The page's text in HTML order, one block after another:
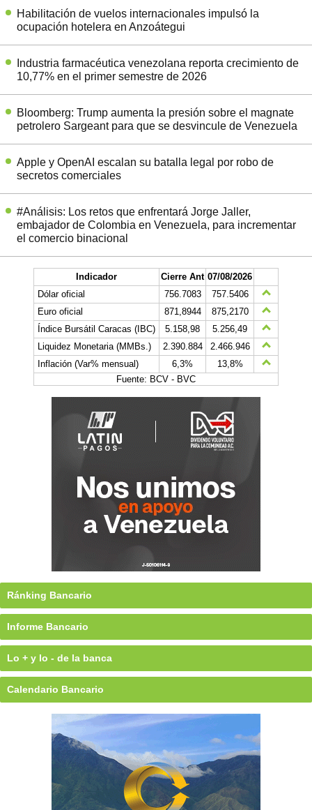
Habilitación de vuelos internacionales impulsó la
ocupación hotelera en Anzoátegui
Industria farmacéutica venezolana reporta crecimiento de
10,77% en el primer semestre de 2026
Bloomberg: Trump aumenta la presión sobre el magnate
petrolero Sargeant para que se desvincule de Venezuela
Apple y OpenAI escalan su batalla legal por robo de
secretos comerciales
#Análisis: Los retos que enfrentará Jorge Jaller,
embajador de Colombia en Venezuela, para incrementar
el comercio binacional
Indicador Cierre Ant 07/08/2026
Dólar oficial
756.7083
757.5406
Euro oficial
871,8944
875,2170
Índice Bursátil Caracas (IBC)
5.158,98
5.256,49
Liquidez Monetaria (MMBs.)
2.390.884
2.466.946
Inflación (Var% mensual)
6,3%
13,8%
Fuente: BCV - BVC
Ránking Bancario
Informe Bancario
Lo + y lo - de la banca
Calendario Bancario